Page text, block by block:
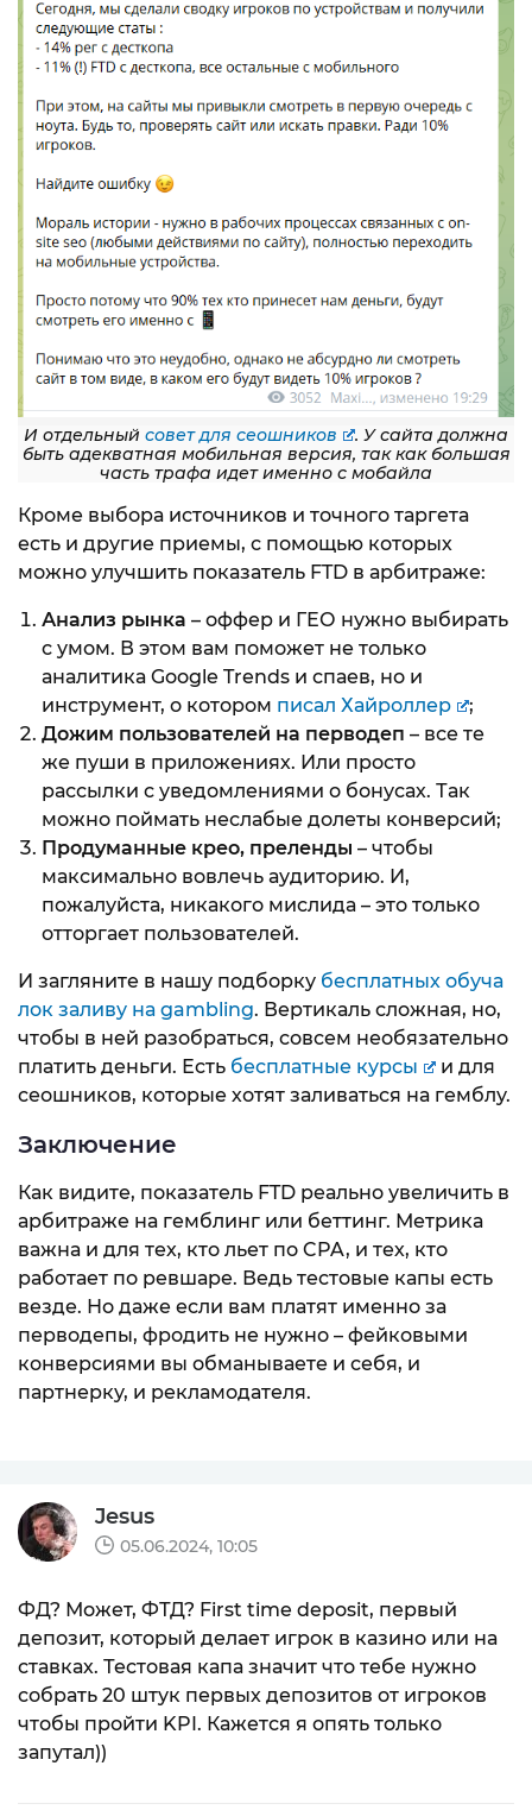
И отдельныйсовет для сеошников
. У сайта должна
быть адекватная мобильная версия, так как большая
часть трафа идет именно с мобайла
Кроме выбора источников и точного таргета
есть и другие приемы, с помощью которых
можно улучшить показатель FTD в арбитраже:
Анализ рынка – оффер и ГЕО нужно выбирать
с умом. В этом вам поможет не только
аналитика Google Trends и спаев, но и
инструмент, о котором писал Хайроллер
;
Дожим пользователей на перводеп – все те
же пуши в приложениях. Или просто
рассылки с уведомлениями о бонусах. Так
можно поймать неслабые долеты конверсий;
Продуманные крео, преленды – чтобы
максимально вовлечь аудиторию. И,
пожалуйста, никакого мислида – это только
отторгает пользователей.
И загляните в нашу подборку бесплатных обуча
лок заливу на gambling. Вертикаль сложная, но,
чтобы в ней разобраться, совсем необязательно
платить деньги. Есть бесплатные курсы
и для
сеошников, которые хотят заливаться на гемблу.
Заключение
Как видите, показатель FTD реально увеличить в
арбитраже на гемблинг или беттинг. Метрика
важна и для тех, кто льет по CPA, и тех, кто
работает по ревшаре. Ведь тестовые капы есть
везде. Но даже если вам платят именно за
перводепы, фродить не нужно – фейковыми
конверсиями вы обманываете и себя, и
партнерку, и рекламодателя.
Jesus
05.06.2024, 10:05
ФД? Может, ФТД? First time deposit, первый
депозит, который делает игрок в казино или на
ставках. Тестовая капа значит что тебе нужно
собрать 20 штук первых депозитов от игроков
чтобы пройти KPI. Кажется я опять только
запутал))